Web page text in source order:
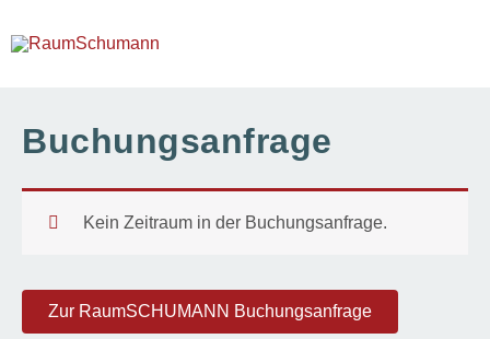
Inhalt
Buchungsanfrage
Kein Zeitraum in der Buchungsanfrage.
Zur RaumSCHUMANN Buchungsanfrage